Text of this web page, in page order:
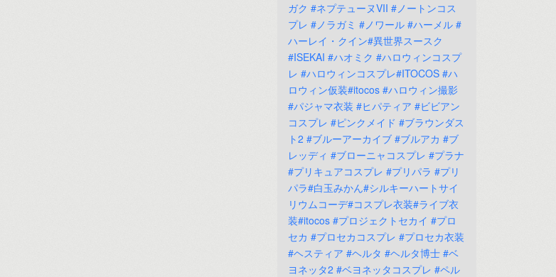
ガク #ネプテューヌVII #ノートンコス
プレ #ノラガミ #ノワール #ハーメル #
ハーレイ・クイン#異世界スースク
#ISEKAI #ハオミク #ハロウィンコスプ
レ #ハロウィンコスプレ#ITOCOS #ハ
ロウィン仮装#itocos #ハロウィン撮影
#パジャマ衣装 #ヒパティア #ビビアン
コスプレ #ピンクメイド #ブラウンダス
ト2 #ブルーアーカイブ #ブルアカ #ブ
レッディ #ブローニャコスプレ #プラナ
#プリキュアコスプレ #プリパラ #プリ
パラ#白玉みかん#シルキーハートサイ
リウムコーデ#コスプレ衣装#ライブ衣
装#itocos #プロジェクトセカイ #プロ
セカ #プロセカコスプレ #プロセカ衣装
#ヘスティア #ヘルタ #ヘルタ博士 #ベ
ヨネッタ2 #ベヨネッタコスプレ #ペル